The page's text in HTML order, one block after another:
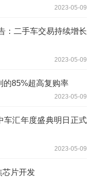
2023-05-09
：二手车交易持续增长
2023-05-09
的85%超高复购率
2023-05-09
车汇年度盛典明日正式
2023-05-09
芯片开发